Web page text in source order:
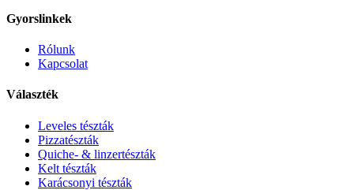
Gyorslinkek
Rólunk
Kapcsolat
Választék
Leveles tészták
Pizzatészták
Quiche- & linzertészták
Kelt tészták
Karácsonyi tészták